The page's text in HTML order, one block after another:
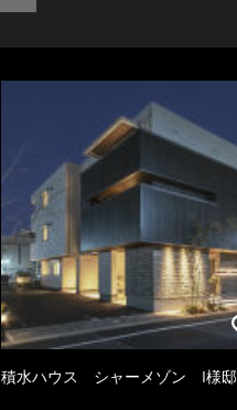
積水ハウス シャーメゾン I様邸